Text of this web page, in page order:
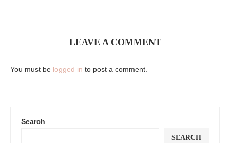
LEAVE A COMMENT
You must be logged in to post a comment.
Search
SEARCH